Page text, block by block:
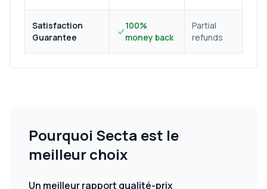
Satisfaction
Guarantee
100%
money back
Partial
refunds
Pourquoi Secta est le
meilleur choix
Un meilleur rapport qualité-prix